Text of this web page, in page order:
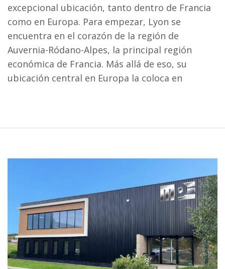
excepcional ubicación, tanto dentro de Francia
como en Europa. Para empezar, Lyon se
encuentra en el corazón de la región de
Auvernia-Ródano-Alpes, la principal región
económica de Francia. Más allá de eso, su
ubicación central en Europa la coloca en